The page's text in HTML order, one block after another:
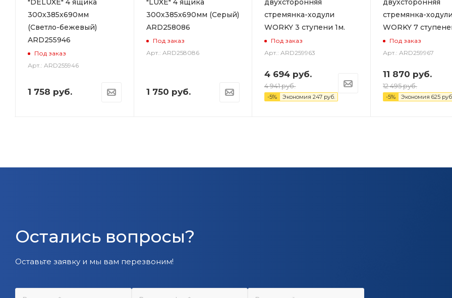
"DELUXE" 4 ящика
300х385х690мм
(Светло-бежевый)
ARD255946
Под заказ
Арт.: ARD255946
1 758 руб.
"LUXE" 4 ящика
300х385х690мм (Серый)
ARD258086
Под заказ
Арт.: ARD258086
1 750 руб.
двухсторонняя
стремянка-ходули
WORKY 3 ступени 1м.
Под заказ
Арт.: ARD259963
4 694 руб.
4 941руб.
-5% Экономия 247 руб.
двухсторонняя
стремянка-ходули
WORKY 7
Под заказ
Арт.: ARD259967
11 870 руб.
12 495руб.
-5% Экономия 625
Остались вопросы?
Оставьте заявку и мы вам перезвоним!